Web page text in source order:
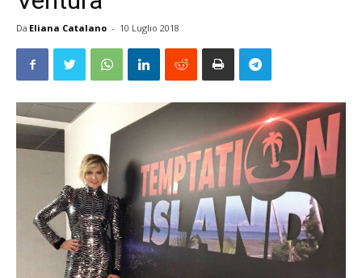
Da Eliana Catalano - 10 Luglio 2018